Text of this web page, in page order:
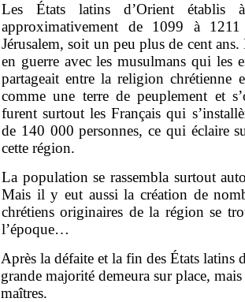
Les États latins d’Orient établis
approximativement de 1099 à
Jérusalem, soit un peu plus de cent
en guerre avec les musulmans qui les
partageait entre la religion chrétienne
comme une terre de peuplement et
furent surtout les Français qui
de 140 000 personnes, ce qui éclaire
cette région.
La population se rassembla surtout
Mais il y eut aussi la création de
chrétiens originaires de la région se
l’époque…
Après la défaite et la fin des États latins
grande majorité demeura sur place,
maîtres.